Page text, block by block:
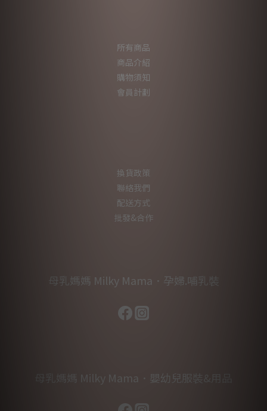
所有商品
商品介紹
購物須知
會員計劃
換貨政策
聯絡我們
配送方式
批發&合作
母乳媽媽 Milky Mama．孕婦.哺乳裝
母乳媽媽 Milky Mama．嬰幼兒服裝&用品